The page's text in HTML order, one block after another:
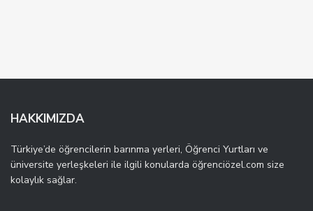
HAKKIMIZDA
Türkiye’de öğrencilerin barınma yerleri, Öğrenci Yurtları ve
üniversite yerleşkeleri ile ilgili konularda öğrenciözel.com size
kolaylık sağlar.